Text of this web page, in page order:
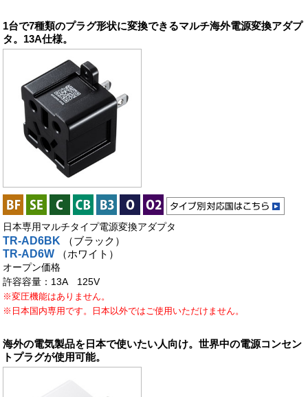
1台で7種類のプラグ形状に変換できるマルチ海外電源変換アダプ
タ。13A仕様。
日本専用マルチタイプ電源変換アダプタ
TR-AD6BK
（ブラック）
TR-AD6W
（ホワイト）
オープン価格
許容容量：13A 125V
※変圧機能はありません。
※日本国内専用です。日本以外ではご使用いただけません。
海外の電気製品を日本で使いたい人向け。世界中の電源コンセン
トプラグが使用可能。